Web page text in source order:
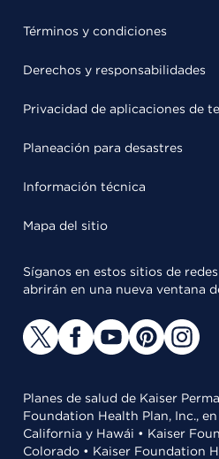
Términos y condiciones
Derechos y responsabilidades
Privacidad de aplicaciones de
Planeación para desastres
Información técnica
Mapa del sitio
Síganos en estos sitios de
abrirán en una nueva ventana
Planes de salud de Kaiser
Foundation Health Plan, Inc.,
California y Hawái • Kaiser
Colorado • Kaiser Foundation